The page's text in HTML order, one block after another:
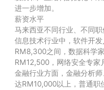
进一步增加。
薪资水平
马来西亚不同行业、不同职
信息技术行业中，软件开
RM8,300之间，数据科学
RM12,500，网络安全专家
金融行业方面，金融分析
达RM10,000以上，普通